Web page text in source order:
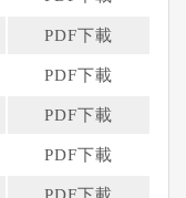
PDF下載
PDF下載
PDF下載
PDF下載